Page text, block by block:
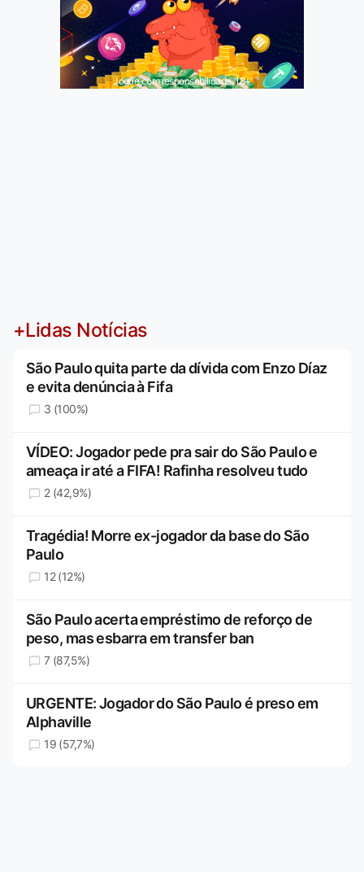
Jogue com responsabilidade. 18+
+Lidas Notícias
São Paulo quita parte da dívida com Enzo Díaz
e evita denúncia à Fifa
3 (100%)
VÍDEO: Jogador pede pra sair do São Paulo e
ameaça ir até a FIFA! Rafinha resolveu tudo
2 (42,9%)
Tragédia! Morre ex-jogador da base do São
Paulo
12 (12%)
São Paulo acerta empréstimo de reforço de
peso, mas esbarra em transfer ban
7 (87,5%)
URGENTE: Jogador do São Paulo é preso em
Alphaville
19 (57,7%)